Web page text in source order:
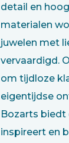
detail en
materialen
juwelen met
vervaardigd.
om tijdloze
eigentijdse
Bozarts biedt
inspireert en